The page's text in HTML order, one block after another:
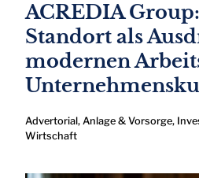
ACREDIA
Standort als
modernen
Advertorial, Anlage & Vorsorge,
Wirtschaft